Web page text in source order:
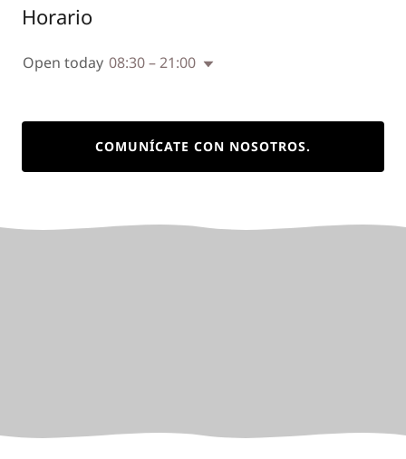
Horario
Open today 08:30 – 21:00
COMUNÍCATE CON NOSOTROS.